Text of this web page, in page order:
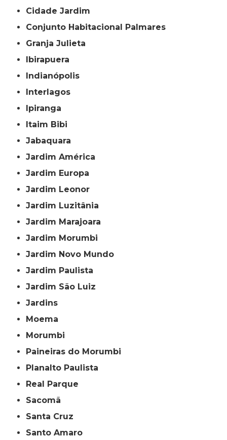
Cidade Jardim
Conjunto Habitacional Palmares
Granja Julieta
Ibirapuera
Indianópolis
Interlagos
Ipiranga
Itaim Bibi
Jabaquara
Jardim América
Jardim Europa
Jardim Leonor
Jardim Luzitânia
Jardim Marajoara
Jardim Morumbi
Jardim Novo Mundo
Jardim Paulista
Jardim São Luiz
Jardins
Moema
Morumbi
Paineiras do Morumbi
Planalto Paulista
Real Parque
Sacomã
Santa Cruz
Santo Amaro